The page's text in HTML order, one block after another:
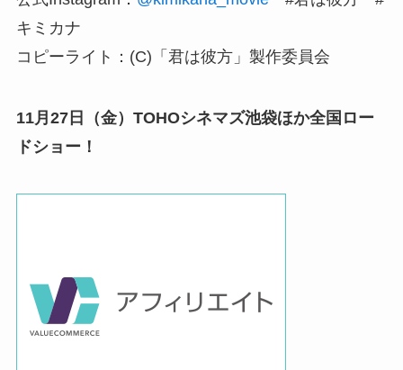
キミカナ
コピーライト：(C)「君は彼方」製作委員会
11月27日（金）TOHOシネマズ池袋ほか全国ロー
ドショー！